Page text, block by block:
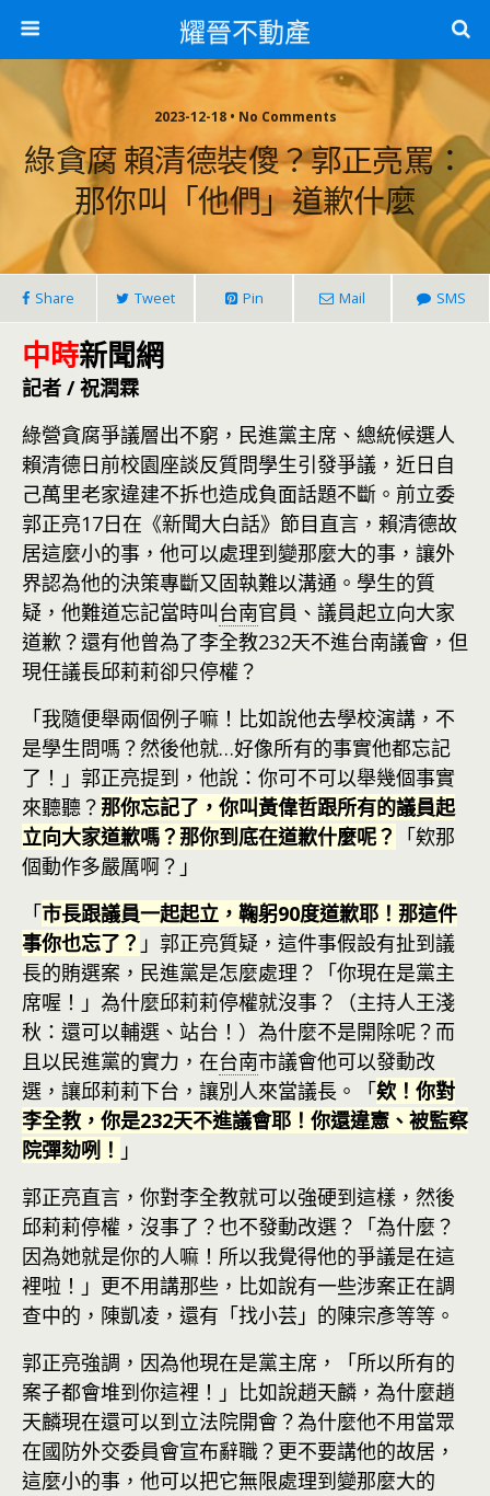
耀晉不動產
2023-12-18 • No Comments
綠貪腐 賴清德裝傻？郭正亮罵：
那你叫「他們」道歉什麼
Share Tweet Pin Mail SMS
中時新聞網
記者 / 祝潤霖
綠營貪腐爭議層出不窮，民進黨主席、總統候選人
賴清德日前校園座談反質問學生引發爭議，近日自
己萬里老家違建不拆也造成負面話題不斷。前立委
郭正亮17日在《新聞大白話》節目直言，賴清德故
居這麼小的事，他可以處理到變那麼大的事，讓外
界認為他的決策專斷又固執難以溝通。學生的質
疑，他難道忘記當時叫台南官員、議員起立向大家
道歉？還有他曾為了李全教232天不進台南議會，但
現任議長邱莉莉卻只停權？
「我隨便舉兩個例子嘛！比如說他去學校演講，不
是學生問嗎？然後他就…好像所有的事實他都忘記
了！」郭正亮提到，他說：你可不可以舉幾個事實
來聽聽？ 那你忘記了，你叫黃偉哲跟所有的議員起
立向大家道歉嗎？那你到底在道歉什麼呢？
「欸那
個動作多嚴厲啊？」
「市長跟議員一起起立，鞠躬90度道歉耶！那這件
事你也忘了？ 」郭正亮質疑，這件事假設有扯到議
長的賄選案，民進黨是怎麼處理？「你現在是黨主
席喔！」為什麼邱莉莉停權就沒事？（主持人王淺
秋：還可以輔選、站台！）為什麼不是開除呢？而
且以民進黨的實力，在台南市議會他可以發動改
選，讓邱莉莉下台，讓別人來當議長。「欸！你對
李全教，你是232天不進議會耶！你還違憲、被監察
院彈劾咧！ 」
郭正亮直言，你對李全教就可以強硬到這樣，然後
邱莉莉停權，沒事了？也不發動改選？「為什麼？
因為她就是你的人嘛！所以我覺得他的爭議是在這
裡啦！」更不用講那些，比如說有一些涉案正在調
查中的，陳凱凌，還有「找小芸」的陳宗彥等等。
郭正亮強調，因為他現在是黨主席，「所以所有的
案子都會堆到你這裡！」比如說趙天麟，為什麼趙
天麟現在還可以到立法院開會？為什麼他不用當眾
在國防外交委員會宣布辭職？更不要講他的故居，
這麼小的事，他可以把它無限處理到變那麼大的